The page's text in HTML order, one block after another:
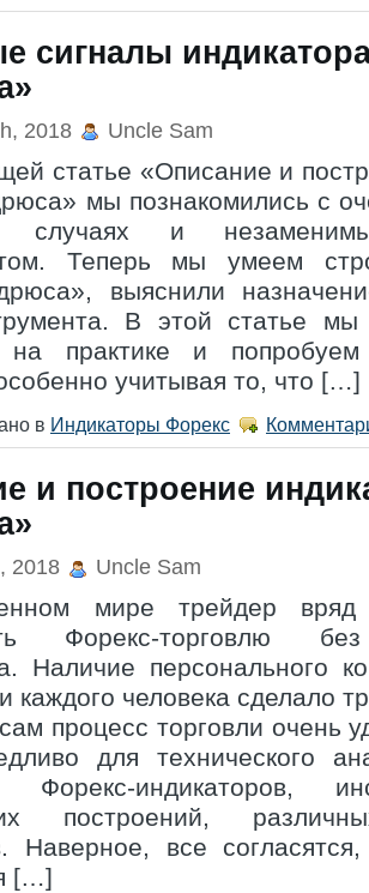
сигналы
2018 Uncle Sam
статье «Описание и
мы познакомились с
случаях и
Теперь мы умеем
выяснили
В этой статье
на практике и
учитывая то, что […]
в Индикаторы Форекс
и построение
2018 Uncle Sam
мире трейдер
Форекс-торговлю
Наличие персонального
каждого человека сделало
процесс торговли очень
для технического
Форекс-индикаторов,
построений,
Наверное, все
[…]